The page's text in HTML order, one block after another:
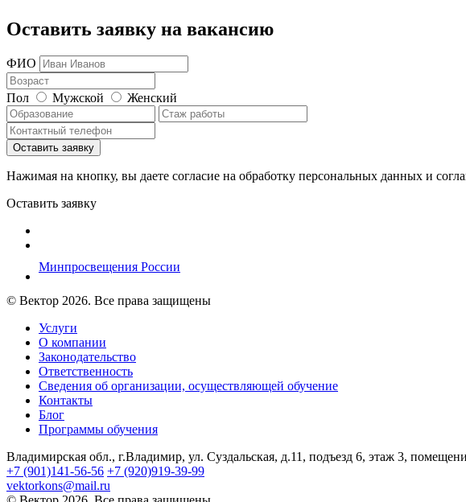
Оставить заявку на вакансию
ФИО
Пол Мужской Женский
Нажимая на кнопку, вы даете согласие на обработку персональных данных и
Оставить заявку
Минпросвещения России
© Вектор 2026. Все права защищены
Услуги
О компании
Законодательство
Ответственность
Сведения об организации, осуществляющей обучение
Контакты
Блог
Программы обучения
Владимирская обл., г.Владимир, ул. Суздальская, д.11, подъезд 6, этаж 3,
+7 (901)141-56-56 +7 (920)919-39-99
vektorkons@mail.ru